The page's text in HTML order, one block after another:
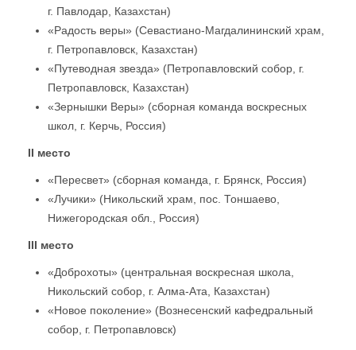
г. Павлодар, Казахстан)
«Радость веры» (Севастиано-Магдалининский храм,
г. Петропавловск, Казахстан)
«Путеводная звезда» (Петропавловский собор, г.
Петропавловск, Казахстан)
«Зернышки Веры» (сборная команда воскресных
школ, г. Керчь, Россия)
II место
«Пересвет» (сборная команда, г. Брянск, Россия)
«Лучики» (Никольский храм, пос. Тоншаево,
Нижегородская обл., Россия)
III место
«Доброхоты» (центральная воскресная школа,
Никольский собор, г. Алма-Ата, Казахстан)
«Новое поколение» (Вознесенский кафедральный
собор, г. Петропавловск)